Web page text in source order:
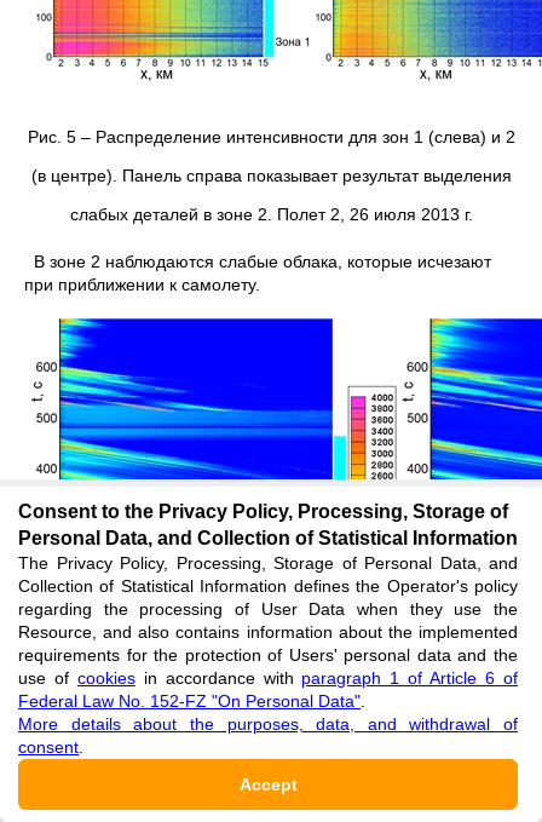
Рис. 5 – Распределение интенсивности для зон 1 (слева) и 2
(в центре). Панель справа показывает результат выделения
слабых деталей в зоне 2. Полет 2, 26 июля 2013 г.
В зоне 2 наблюдаются слабые облака, которые исчезают
при приближении к самолету.
Рис. 6 – Распределение интенсивности для зоны 3 (слева).
Панель справа – интенсивность в канале кросс-поляризации.
Consent to the Privacy Policy, Processing, Storage of
Personal Data, and Collection of Statistical Information
The Privacy Policy, Processing, Storage of Personal Data, and
Collection of Statistical Information defines the Operator's policy
regarding the processing of User Data when they use the
Resource, and also contains information about the implemented
requirements for the protection of Users' personal data and the
use of cookiesin accordance with paragraph 1 of Article 6 of
Federal Law No. 152-FZ "On Personal Data"
More details about the purposes, data, and withdrawal of
consent
Accept